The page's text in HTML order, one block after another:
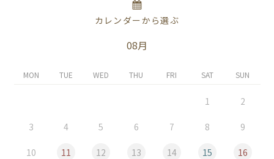
カレンダーから選ぶ
08月
MON TUE WED THU FRI SAT SUN
1 2
3 4 5 6 7 8 9
10 11 12 13 14 15 16